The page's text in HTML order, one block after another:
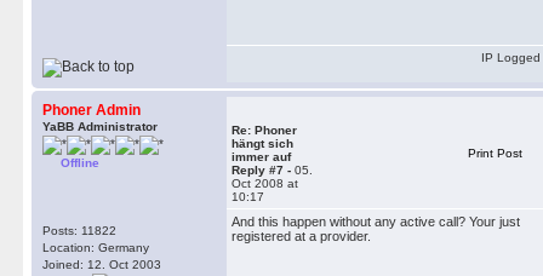
IP Logged
Phoner Admin
YaBB Administrator
Offline
Posts: 11822
Location: Germany
Joined: 12. Oct 2003
Re: Phoner
hängt sich
immer auf
Reply #7 - 05.
Oct 2008 at
10:17
Print Post
And this happen without any active call? Your just
registered at a provider.